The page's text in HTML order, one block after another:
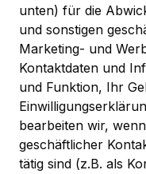
unten) für die
und sonstigen
Marketing- und
Kontaktdaten und
und Funktion, Ihr
bearbeiten wir,
geschäftlicher
tätig sind (z.B. als